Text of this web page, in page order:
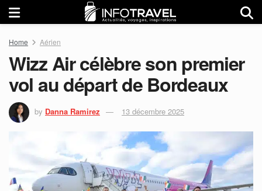
Home Aérien
Wizz Air célèbre son premier
vol au départ de Bordeaux
by Danna Ramirez 13 décembre 2025